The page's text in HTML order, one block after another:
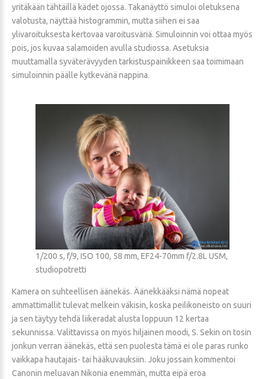
yritäkään tähtäillä kädet ojossa. Takanäyttö simuloi oletuksena
valotusta, näyttää histogrammin, mutta siihen ei saa
ylivaroituksesta kertovaa varoitusväriä. Simuloinnin voi ottaa myös
pois, jos kuvaa salamoiden avulla studiossa. Asetuksia
muuttamalla syväterävyyden tarkistuspainikkeen saa toimimaan
simuloinnin päälle kytkevänä nappina.
1/200 s, f/9, ISO 100, 58 mm, EF24-70mm f/2.8L USM,
studiopotretti
Kamera on suhteellisen äänekäs. Äänekkääksi nämä nopeat
ammattimallit tulevat melkein väkisin, koska peilikoneisto on suuri
ja sen täytyy tehdä liikeradat alusta loppuun 12 kertaa
sekunnissa. Valittavissa on myös hiljainen moodi, S. Sekin on tosin
jonkun verran äänekäs, että sen puolesta tämä ei ole paras runko
vaikkapa hautajais- tai hääkuvauksiin. Joku jossain kommentoi
Canonin meluavan Nikonia enemmän, mutta eipä eroa